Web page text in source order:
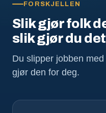
FORSKJELLEN
Slik gjør folk
slik gjør du
Du slipper jobben
gjør den for deg.